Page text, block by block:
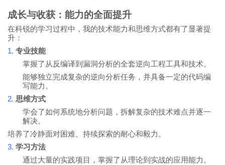
成长与收获：能力的全面提升
在科锐的学习过程中，我的技术能力和思维方式都有了显著提
升：
1. 专业技能
掌握了从反编译到漏洞分析的全套逆向工程工具和技术。
能够独立完成复杂的逆向分析任务，并具备一定的代码编
写能力。
2. 思维方式
学会了如何系统地分析问题，拆解复杂的技术难点并逐一
解决。
培养了冷静面对困难、持续探索的耐心和毅力。
3. 学习方法
通过大量的实践项目，掌握了从理论到实战的应用能力。